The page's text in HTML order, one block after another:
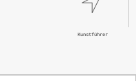
Kunstführer